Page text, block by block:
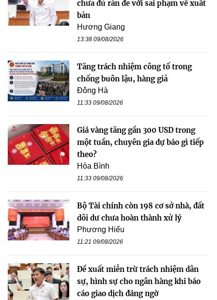
chưa đủ răn đe với sai phạm về xuất
bản
Hương Giang
13:38 09/08/2026
Tăng trách nhiệm công tố trong
chống buôn lậu, hàng giả
Đông Hà
11:33 09/08/2026
Giá vàng tăng gần 300 USD trong
một tuần, chuyên gia dự báo gì tiếp
theo?
Hòa Bình
11:33 09/08/2026
Bộ Tài chính còn 198 cơ sở nhà, đất
dôi dư chưa hoàn thành xử lý
Phương Hiếu
11:21 09/08/2026
Đề xuất miễn trừ trách nhiệm dân
sự, hình sự cho ngân hàng khi báo
cáo giao dịch đáng ngờ